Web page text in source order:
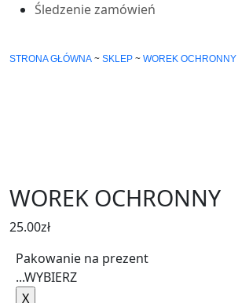
Śledzenie zamówień
STRONA GŁÓWNA ~ SKLEP ~ WOREK OCHRONNY
WOREK OCHRONNY
25.00zł
Pakowanie na prezent
...WYBIERZ